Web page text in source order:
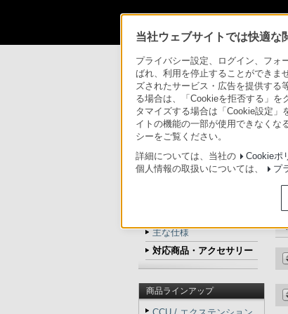
法人のお客様 > カムコーダー／レコ
法人のお客様
カムコーダー用周辺機器・アク
HVR-MRC1K
主な仕様
対応商品・アクセサリー
商品ラインアップ
当社ウェブサイトでは快適な
プライバシー設定、ログイン、フォ
ばれ、利用を停止することができま
ズされたサービス・広告を提供する
る場合は、「Cookieを拒否する」を
タマイズする場合は「Cookie設定
イトの機能の一部が使用できなくな
シーをご覧ください。
詳細については、当社の Cookieポ
個人情報の取扱いについては、
プ